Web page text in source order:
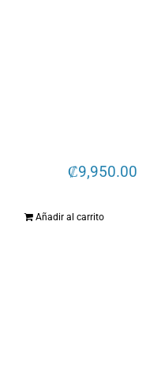
₡9,950.00
Añadir al carrito